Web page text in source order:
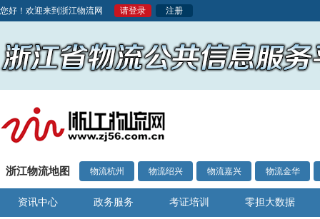
您好！欢迎来到浙江物流网 请登录 注册
浙江物流地图 物流杭州 物流绍兴 物流嘉兴 物流金华
资讯中心 政务服务 考证培训 零担大数据